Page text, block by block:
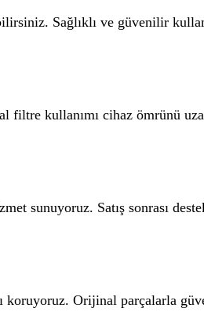
Sağlıklı ve güvenilir
filtre kullanımı cihaz ömrünü
sunuyoruz. Satış sonrası
koruyoruz. Orijinal parçalarla